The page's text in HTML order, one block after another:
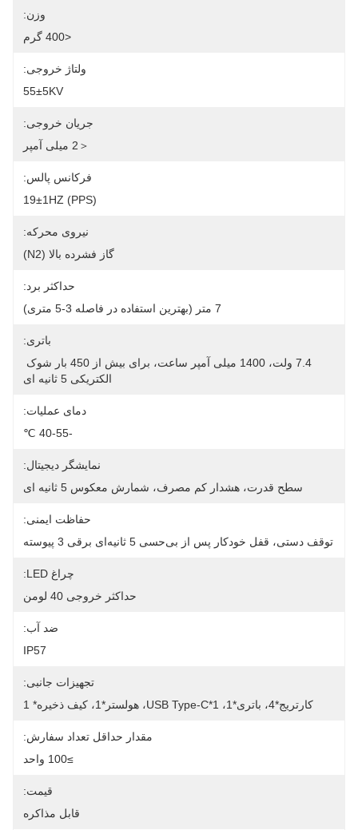
وزن:
<400 گرم
ولتاژ خروجی:
55±5KV
جریان خروجی:
＜2 میلی آمپر
فرکانس پالس:
19±1HZ (PPS)
نیروی محرکه:
گاز فشرده بالا (N2)
حداکثر برد:
7 متر (بهترین استفاده در فاصله 3-5 متری)
باتری:
الکتریکی 5 ثانیه ای
دمای عملیات:
-40-55 ℃
نمایشگر دیجیتال:
سطح قدرت، هشدار کم مصرف، شمارش معکوس 5 ثانیه ای
حفاظت ایمنی:
توقف دستی، قفل خودکار پس از بی‌حسی 5 ثانیه‌ای برقی 3 پیوسته
چراغ LED:
حداکثر خروجی 40 لومن
ضد آب:
IP57
تجهیزات جانبی:
کارتریج*4، باتری*1، USB Type-C*1، هولستر*1، کیف ذخیره* 1
مقدار حداقل تعداد سفارش:
≥100 واحد
قیمت:
قابل مذاکره